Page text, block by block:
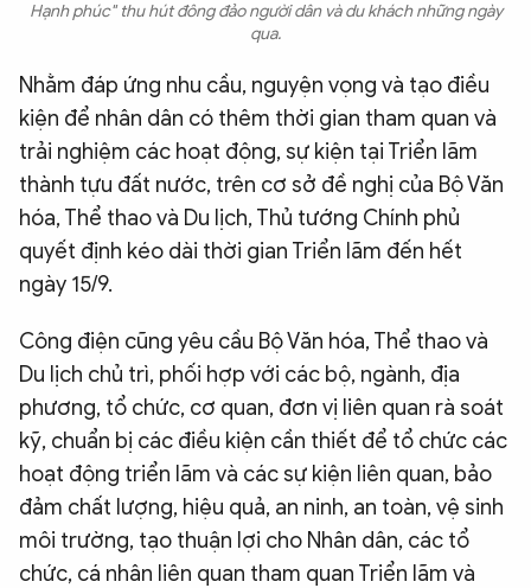
Hạnh phúc" thu hút đông đảo người dân và du khách những ngày
qua.
Nhằm đáp ứng nhu cầu, nguyện vọng và tạo điều
kiện để nhân dân có thêm thời gian tham quan và
trải nghiệm các hoạt động, sự kiện tại Triển lãm
thành tựu đất nước, trên cơ sở đề nghị của Bộ Văn
hóa, Thể thao và Du lịch, Thủ tướng Chính phủ
quyết định kéo dài thời gian Triển lãm đến hết
ngày 15/9.
Công điện cũng yêu cầu Bộ Văn hóa, Thể thao và
Du lịch chủ trì, phối hợp với các bộ, ngành, địa
phương, tổ chức, cơ quan, đơn vị liên quan rà soát
kỹ, chuẩn bị các điều kiện cần thiết để tổ chức các
hoạt động triển lãm và các sự kiện liên quan, bảo
đảm chất lượng, hiệu quả, an ninh, an toàn, vệ sinh
môi trường, tạo thuận lợi cho Nhân dân, các tổ
chức, cá nhân liên quan tham quan Triển lãm và